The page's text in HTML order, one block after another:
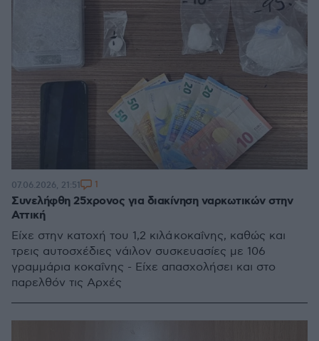
Συνελήφθη 25χρονος για διακίνηση ναρκωτικών στην
Αττική
Είχε στην κατοχή του 1,2 κιλά κοκαΐνης, καθώς και
τρεις αυτοσχέδιες νάιλον συσκευασίες με 106
γραμμάρια κοκαΐνης - Είχε απασχολήσει και στο
παρελθόν τις Αρχές
07.06.2026, 21:51 1